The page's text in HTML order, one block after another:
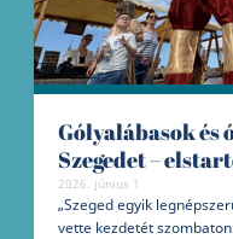
Gólyalábasok és
Szegedet –
2026. június 1
„Szeged egyik
vette kezdetét